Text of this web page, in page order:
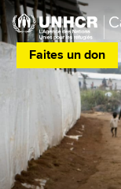
Faites un don